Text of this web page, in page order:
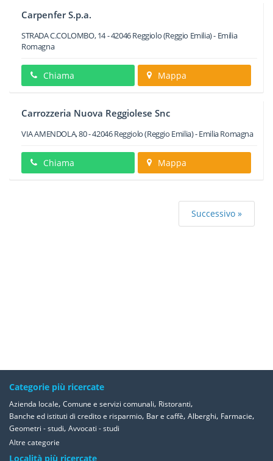
Carpenfer S.p.a.
STRADA C.COLOMBO, 14-42046Reggiolo(Reggio Emilia) - Emilia
Romagna
Chiama Mappa
Carrozzeria Nuova Reggiolese Snc
VIA AMENDOLA, 80-42046Reggiolo(Reggio Emilia) -Emilia Romagna
Chiama Mappa
Successivo »
Categorie più ricercate
Azienda locale, Comune e servizi comunali, Ristoranti,
Banche ed istituti di credito e risparmio, Bar e caffè, Alberghi, Farmacie,
Geometri - studi, Avvocati - studi
Altre categorie
Località più ricercate